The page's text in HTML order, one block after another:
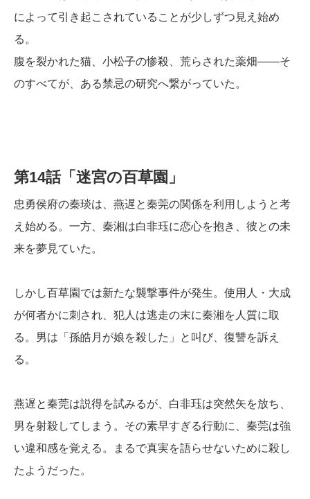
によって引き起こされていることが少しずつ見え始め
る。
腹を裂かれた猫、小松子の惨殺、荒らされた薬畑――そ
のすべてが、ある禁忌の研究へ繋がっていた。
第14話「迷宮の百草園」
忠勇侯府の秦琰は、燕遅と秦莞の関係を利用しようと考
え始める。一方、秦湘は白非珏に恋心を抱き、彼との未
来を夢見ていた。
しかし百草園では新たな襲撃事件が発生。使用人・大成
が何者かに刺され、犯人は逃走の末に秦湘を人質に取
る。男は「孫皓月が娘を殺した」と叫び、復讐を訴え
る。
燕遅と秦莞は説得を試みるが、白非珏は突然矢を放ち、
男を射殺してしまう。その素早すぎる行動に、秦莞は強
い違和感を覚える。まるで真実を語らせないために殺し
たようだった。